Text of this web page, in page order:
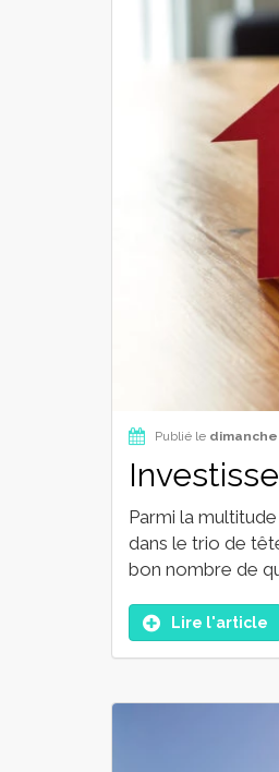
Publié le
Parmi la
dans le trio de
bon nombre de
Lire l'article